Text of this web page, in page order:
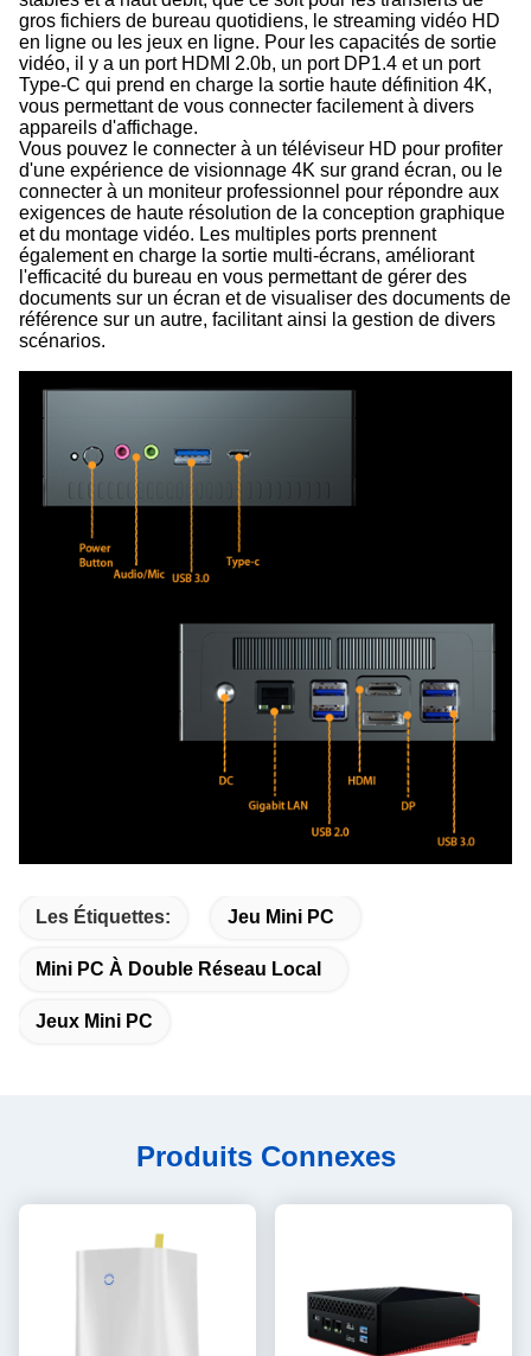
gros fichiers de bureau quotidiens, le streaming vidéo HD
en ligne ou les jeux en ligne. Pour les capacités de sortie
vidéo, il y a un port HDMI 2.0b, un port DP1.4 et un port
Type-C qui prend en charge la sortie haute définition 4K,
vous permettant de vous connecter facilement à divers
appareils d'affichage.
Vous pouvez le connecter à un téléviseur HD pour profiter
d'une expérience de visionnage 4K sur grand écran, ou le
connecter à un moniteur professionnel pour répondre aux
exigences de haute résolution de la conception graphique
et du montage vidéo. Les multiples ports prennent
également en charge la sortie multi-écrans, améliorant
l'efficacité du bureau en vous permettant de gérer des
documents sur un écran et de visualiser des documents de
référence sur un autre, facilitant ainsi la gestion de divers
scénarios.
Les Étiquettes: Jeu Mini PC
Mini PC À Double Réseau Local
Jeux Mini PC
Produits Connexes